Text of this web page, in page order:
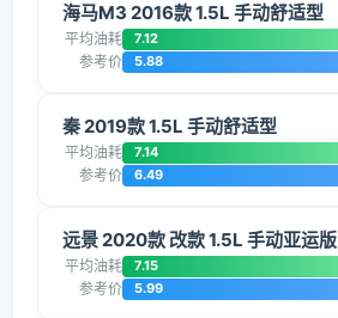
海马M3 2016款 1.5L 手动舒适型
平均油耗 7.12
参考价 5.88
秦 2019款 1.5L 手动舒适型
平均油耗 7.14
参考价 6.49
远景 2020款 改款 1.5L 手动亚运版
平均油耗 7.15
参考价 5.99